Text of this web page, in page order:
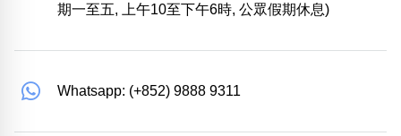
期一至五, 上午10至下午6時, 公眾假期休息)
Whatsapp: (+852) 9888 9311